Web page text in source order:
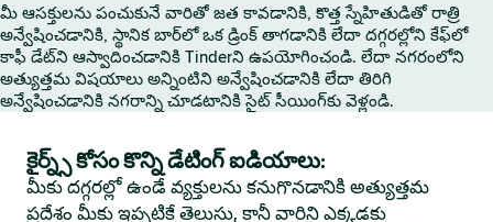
మీ ఆసక్తులను పంచుకునే వారితో జత కావడానికి, కొత్త స్నేహితుడితో రాత్రి
అన్వేషించడానికి, స్థానిక బార్‌లో ఒక డ్రింక్ తాగడానికి లేదా దగ్గరల్లోని కేఫ్‌లో
కాఫీ డేట్‌ని ఆస్వాదించడానికి Tinderని ఉపయోగించండి. లేదా నగరంలోని
అత్యుత్తమ విషయాలు అన్నింటిని అన్వేషించడానికి లేదా తిరిగి
అన్వేషించడానికి నగరాన్ని చూడటానికి సైట్ సీయింగ్‌కు వెళ్లండి.
కైర్న్స్ కోసం కొన్ని డేటింగ్ ఐడియాలు:
మీకు దగ్గరల్లో ఉండే వ్యక్తులను కనుగొనడానికి అత్యుత్తమ
ప్రదేశం మీకు ఇప్పటికే తెలుసు, కానీ వారిని ఎక్కడకు